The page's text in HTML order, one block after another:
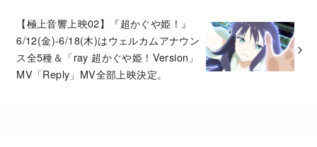
【極上音響上映02】『超かぐや姫！』
6/12(金)-6/18(木)はウェルカムアナウン
ス全5種＆「ray 超かぐや姫！Version」
MV「Reply」MV全部上映決定。